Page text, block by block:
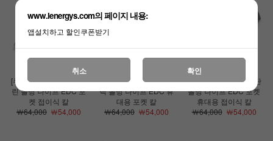
[쿠비]캄페 네스트(F) 그
린 폴딩 나이프 EDC 포
켓 접이식 칼
￦64,000￦54,000
[쿠비]캄페 네스트(F) 블
랙 폴딩 나이프 EDC 휴
대용 포켓 칼
￦64,000￦54,000
[쿠비]캄페 네스트(F) 탄
폴딩 나이프 EDC 포켓
휴대용 접이식 칼
￦64,000￦54,000
www.lenergys.com의 페이지 내용:
앱설치하고 할인쿠폰받기
취소 확인